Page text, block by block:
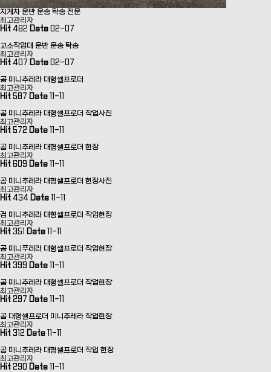
지게차 운반 운송 탁송 전문
최고관리자
Hit 482 Date 02-07
고소작업대 운반 운송 탁송
최고관리자
Hit 407 Date 02-07
곰 미니추레라 대형셀프로더
최고관리자
Hit 587 Date 11-11
곰 미니추레라 대형셀프로더 작업사진
최고관리자
Hit 572 Date 11-11
곰 미니추레라 대형셀프로더 현장
최고관리자
Hit 609 Date 11-11
곰 미니추레라 대형셀프로더 현장사진
최고관리자
Hit 434 Date 11-11
검 미니추레라 대형셀프로더 작업현장
최고관리자
Hit 351 Date 11-11
곰 미니푸레라 대형셀프로더 작업현장
최고관리자
Hit 399 Date 11-11
곰 미니추레라 대형셀프로더 작업현장
최고관리자
Hit 297 Date 11-11
곰 대형셀프로더 미니추레라 작업현장
최고관리자
Hit 312 Date 11-11
곰 미니추레라 대형셀프로더 작업 현장
최고관리자
Hit 290 Date 11-11